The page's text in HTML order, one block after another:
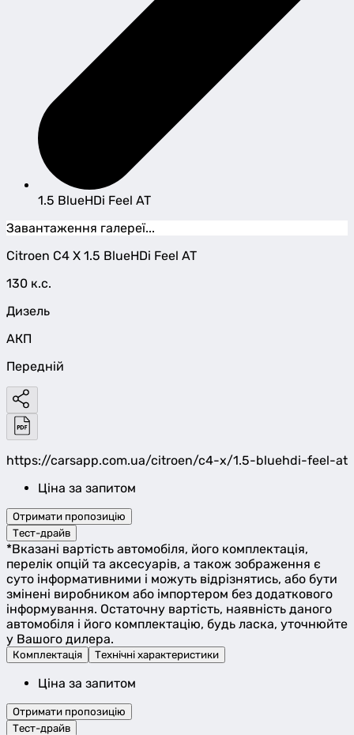
1.5 BlueHDi Feel AT
Завантаження галереї...
Citroen C4 X 1.5 BlueHDi Feel AT
130 к.с.
Дизель
АКП
Передній
https://carsapp.com.ua/citroen/c4-x/1.5-bluehdi-feel-at
Ціна за запитом
Отримати пропозицію
Тест-драйв
*Вказані вартість автомобіля, його комплектація,
перелік опцій та аксесуарів, а також зображення є
суто інформативними і можуть відрізнятись, або бути
змінені виробником або імпортером без додаткового
інформування. Остаточну вартість, наявність даного
автомобіля і його комплектацію, будь ласка, уточнюйте
у Вашого дилера.
Комплектація Технічні характеристики
Ціна за запитом
Отримати пропозицію
Тест-драйв